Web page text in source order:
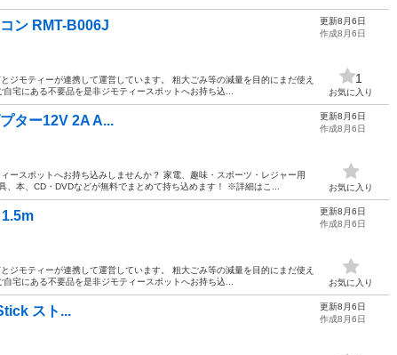
ン RMT-B006J
ジモティーが連携して運営しています。 粗⼤ごみ等の減量を⽬的にまだ使え
にある不要品を是非ジモティースポットへお持ち込...
更新8月6日
作成8月6日
1
お気に入り
ター12V 2A A...
スポットへお持ち込みしませんか？ 家電、趣味・スポーツ・レジャー用
、本、CD・DVDなどが無料でまとめて持ち込めます！ ※詳細はこ...
更新8月6日
作成8月6日
お気に入り
ジモティーが連携して運営しています。 粗⼤ごみ等の減量を⽬的にまだ使え
にある不要品を是非ジモティースポットへお持ち込...
更新8月6日
作成8月6日
お気に入り
スト...
更新8月6日
作成8月6日